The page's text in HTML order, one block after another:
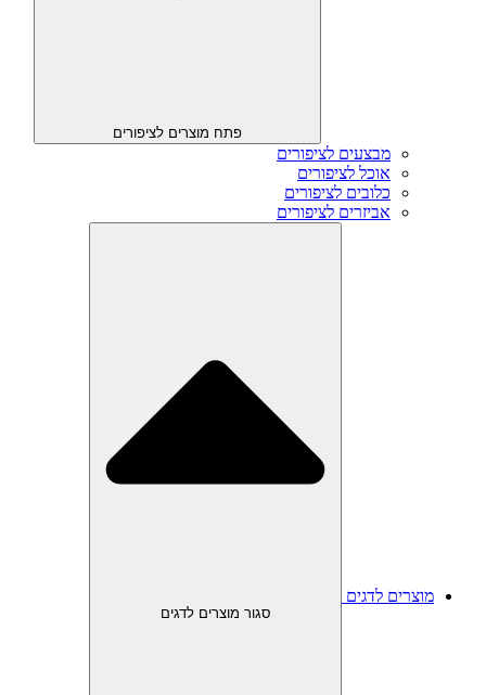
פתח מוצרים לציפורים
מבצעים לציפורים
אוכל לציפורים
כלובים לציפורים
אביזרים לציפורים
מוצרים לדגים
סגור מוצרים לדגים